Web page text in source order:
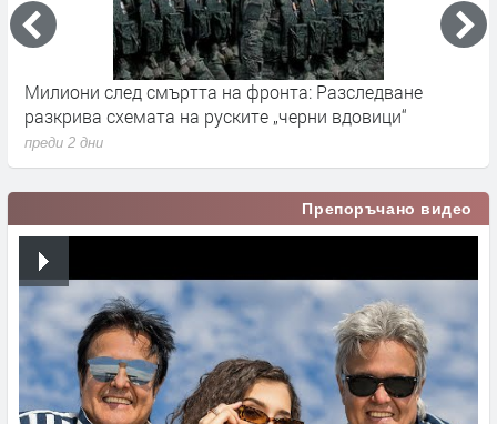
Милиони след смъртта на фронта: Разследване
разкрива схемата на руските „черни вдовици“
преди 2 дни
Препоръчано видео